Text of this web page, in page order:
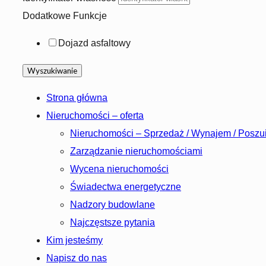
Dodatkowe Funkcje
Dojazd asfaltowy
Strona główna
Nieruchomości – oferta
Nieruchomości – Sprzedaż / Wynajem /
Zarządzanie nieruchomościami
Wycena nieruchomości
Świadectwa energetyczne
Nadzory budowlane
Najczęstsze pytania
Kim jesteśmy
Napisz do nas